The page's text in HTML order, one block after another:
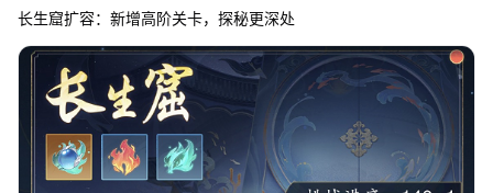
长生窟扩容：新增高阶关卡，探秘更深处